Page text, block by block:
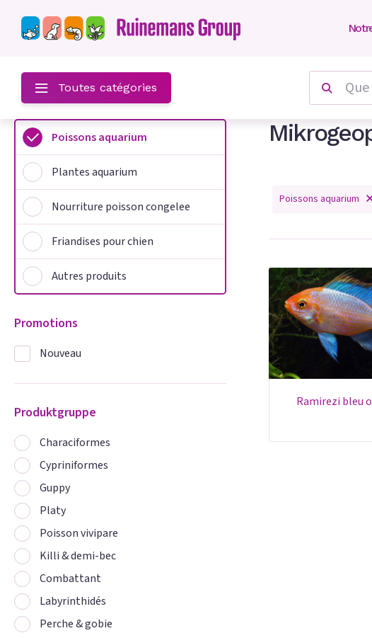
congelee
Toutes catégories
Poissons aquarium
Plantes aquarium
Nourriture poisson congelee
Friandises pour chien
Autres produits
Promotions
Nouveau
Produktgruppe
Characiformes
Cypriniformes
Guppy
Platy
Poisson vivipare
Killi & demi-bec
Combattant
Labyrinthidés
Perche & gobie
Poissons aquarium
ramirezi bleu